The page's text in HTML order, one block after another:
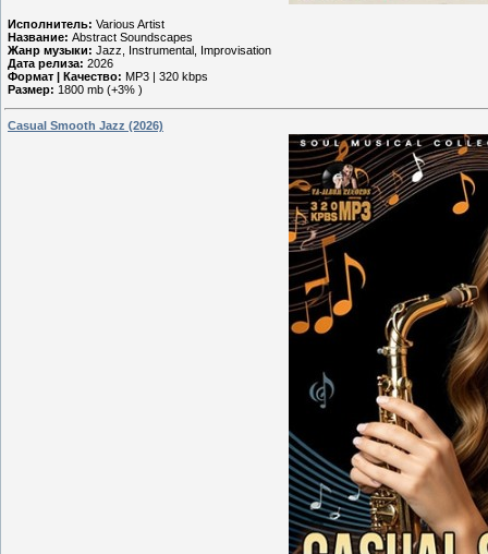
Исполнитель: Various Artist
Название: Abstract Soundscapes
Жанр музыки: Jazz, Instrumental, Improvisation
Дата релиза: 2026
Формат | Качество: MP3 | 320 kbps
Размер: 1800 mb (+3% )
Casual Smooth Jazz (2026)